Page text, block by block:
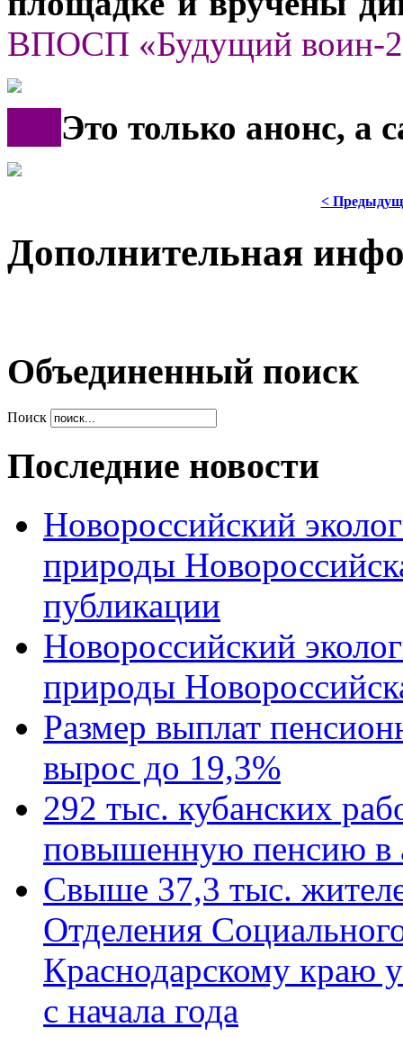
ВПОСП «Будущий воин-
Это только анонс, а
<
Дополнительная
Объединенный поиск
Поиск
Последние новости
Новороссийский
природы
публикации
Новороссийский
природы
Размер выплат
вырос до 19,3%
292 тыс. кубанских
повышенную пенсию в
Свыше 37,3 тыс.
Отделения
Краснодарскому краю
с начала года